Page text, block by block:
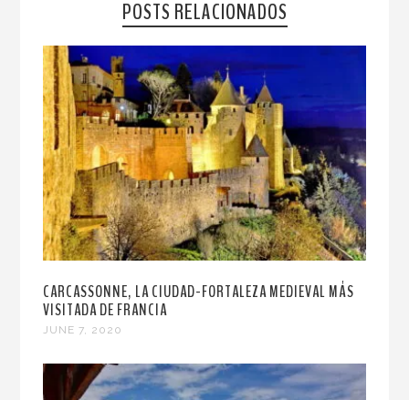
POSTS RELACIONADOS
CARCASSONNE, LA CIUDAD-FORTALEZA MEDIEVAL MÁS
VISITADA DE FRANCIA
JUNE 7, 2020